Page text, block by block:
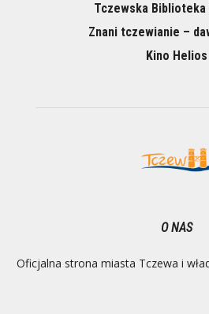
Tczewska Biblioteka
Znani tczewianie –
Kino Helios
O NAS
Oficjalna strona miasta Tczewa i